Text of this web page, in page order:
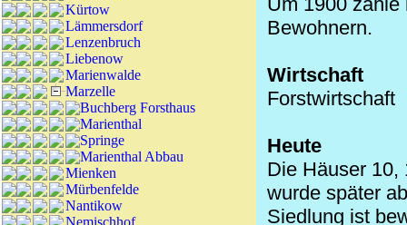
Kürtow
Lämmersdorf
Lenzenbruch
Liebenow
Marienwalde
Marzelle
Buchberg Forsthaus
Marienthal
Springe
Marienthal Abbau
Mienken
Mürbenfelde
Nantikow
Nemischhof
Bewohnern.
Wirtschaft
Forstwirtschaft
Heute
Die Häuser 10,
wurde später
Siedlung ist